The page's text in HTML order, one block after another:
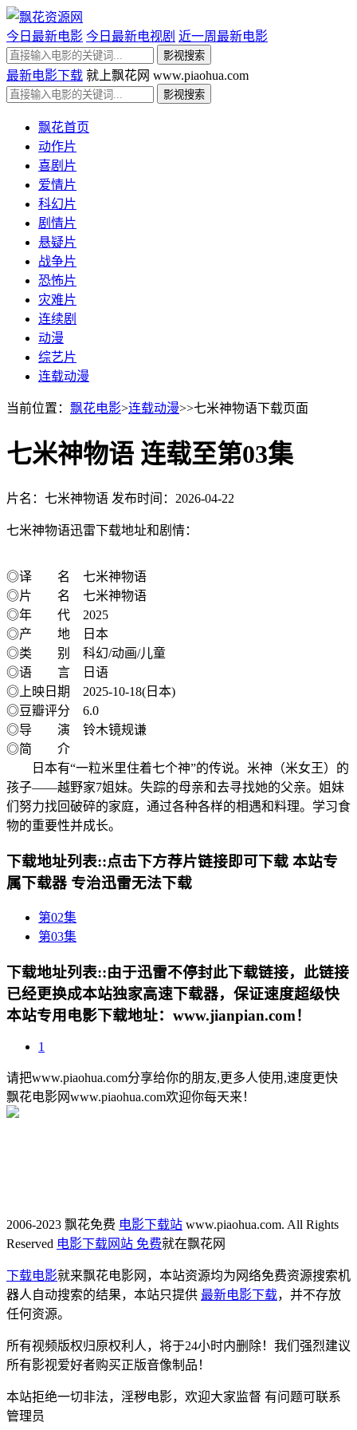
今日最新电影 今日最新电视剧 近一周最新电影
最新电影下载 就上飘花网 www.piaohua.com
飘花首页
动作片
喜剧片
爱情片
科幻片
剧情片
悬疑片
战争片
恐怖片
灾难片
连续剧
动漫
综艺片
连载动漫
当前位置： 飘花电影>连载动漫>>七米神物语下载页面
七米神物语 连载至第03集
片名：七米神物语 发布时间：2026-04-22
七米神物语迅雷下载地址和剧情：
◎译 名 七米神物语
◎片 名 七米神物语
◎年 代 2025
◎产 地 日本
◎类 别 科幻/动画/儿童
◎语 言 日语
◎上映日期 2025-10-18(日本)
◎豆瓣评分 6.0
◎导 演 铃木镜规谦
◎简 介
日本有“一粒米里住着七个神”的传说。米神（米女王）的
孩子——越野家7姐妹。失踪的母亲和去寻找她的父亲。姐妹
们努力找回破碎的家庭，通过各种各样的相遇和料理。学习食
物的重要性并成长。
下载地址列表::点击下方荐片链接即可下载 本站专
属下载器 专治迅雷无法下载
第02集
第03集
下载地址列表::由于迅雷不停封此下载链接，此链接
已经更换成本站独家高速下载器，保证速度超级快
本站专用电影下载地址：www.jianpian.com！
1
请把www.piaohua.com分享给你的朋友,更多人使用,速度更快
飘花电影网www.piaohua.com欢迎你每天来！
2006-2023 飘花免费 电影下载站 www.piaohua.com. All Rights
Reserved 电影下载网站 免费就在飘花网
下载电影就来飘花电影网，本站资源均为网络免费资源搜索机
器人自动搜索的结果，本站只提供 最新电影下载，并不存放
任何资源。
所有视频版权归原权利人，将于24小时内删除！我们强烈建议
所有影视爱好者购买正版音像制品！
本站拒绝一切非法，淫秽电影，欢迎大家监督 有问题可联系
管理员